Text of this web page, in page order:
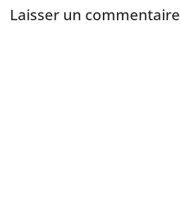
Laisser un commentaire